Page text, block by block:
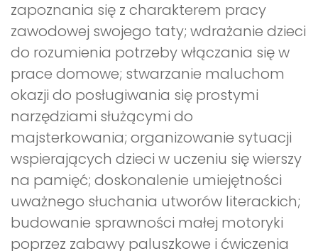
zapoznania się z charakterem pracy
zawodowej swojego taty; wdrażanie dzieci
do rozumienia potrzeby włączania się w
prace domowe; stwarzanie maluchom
okazji do posługiwania się prostymi
narzędziami służącymi do
majsterkowania; organizowanie sytuacji
wspierających dzieci w uczeniu się wierszy
na pamięć; doskonalenie umiejętności
uważnego słuchania utworów literackich;
budowanie sprawności małej motoryki
poprzez zabawy paluszkowe i ćwiczenia